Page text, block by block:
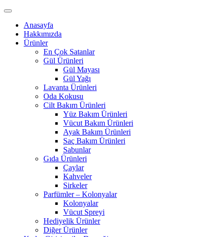
Anasayfa
Hakkımızda
Ürünler
En Çok Satanlar
Gül Ürünleri
Gül Mayası
Gül Yağı
Lavanta Ürünleri
Oda Kokusu
Cilt Bakım Ürünleri
Yüz Bakım Ürünleri
Vücut Bakım Ürünleri
Ayak Bakım Ürünleri
Saç Bakım Ürünleri
Sabunlar
Gıda Ürünleri
Çaylar
Kahveler
Sirkeler
Parfümler – Kolonyalar
Kolonyalar
Vücut Spreyi
Hediyelik Ürünler
Diğer Ürünler